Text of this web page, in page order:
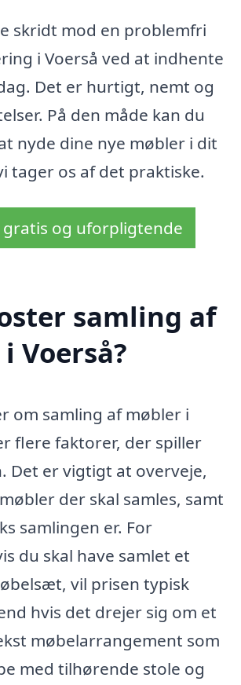
skridt mod en problemfri
i Voerså ved at indhente
Det er hurtigt, nemt og
På den måde kan du
nyde dine nye møbler i dit
tager os af det praktiske.
gratis og uforpligtende
samling af
Voerså?
om samling af møbler i
flere faktorer, der spiller
Det er vigtigt at overveje,
der skal samles, samt
samlingen er. For
du skal have samlet et
vil prisen typisk
hvis det drejer sig om et
møbelarrangement som
med tilhørende stole og